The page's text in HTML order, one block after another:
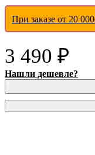
При заказе от 20
3 490 ₽
Нашли дешевле?